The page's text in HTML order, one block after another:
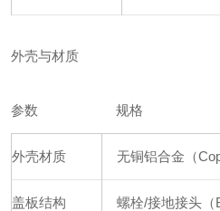
外壳与材质
参数 规格
外壳材质 无铜铝合金（
盖板结构 螺栓/接地接头（